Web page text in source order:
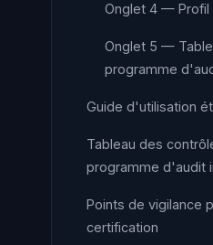
Onglet 4 — Profil
Onglet 5 —
programme
Guide d'utilisation
Tableau des
programme d'audit
Points de vigilance
certification